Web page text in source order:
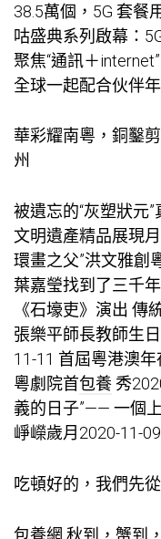
38.5萬個，5G 套餐
咕盛典系列啟幕：
聚焦“通訊＋
全球一起配合伙伴
華彩耀南粵，銅鑿
州
被遺忘的“灰塑狀元
文明遺產精品展現
環畫之父”洪文雅創
葉嘉瑩找到了三千
《石壕吏》演出 傳
張樂平師長教師生
11-11 首屆粵港澳
粵劇院首包養秀
義的日子”—— 一個
崢嶸歲月2020-11-09
吃頓好的，我們先
包養網 秋到，蟹到